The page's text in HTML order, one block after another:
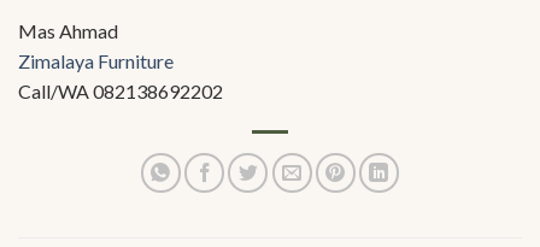
Mas Ahmad
Zimalaya Furniture
Call/WA 082138692202